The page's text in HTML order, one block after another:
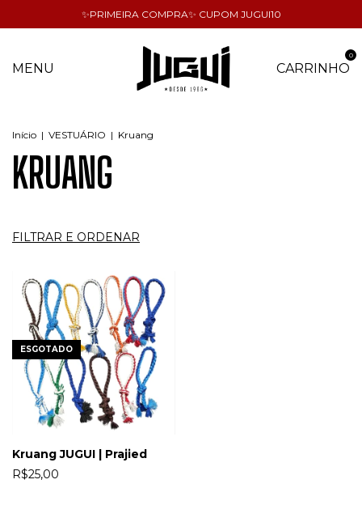
✨PRIMEIRA COMPRA✨ CUPOM JUGUI10
MENU CARRINHO
0
Início | VESTUÁRIO | Kruang
KRUANG
FILTRAR E ORDENAR
ESGOTADO
Kruang JUGUI | Prajied
R$25,00